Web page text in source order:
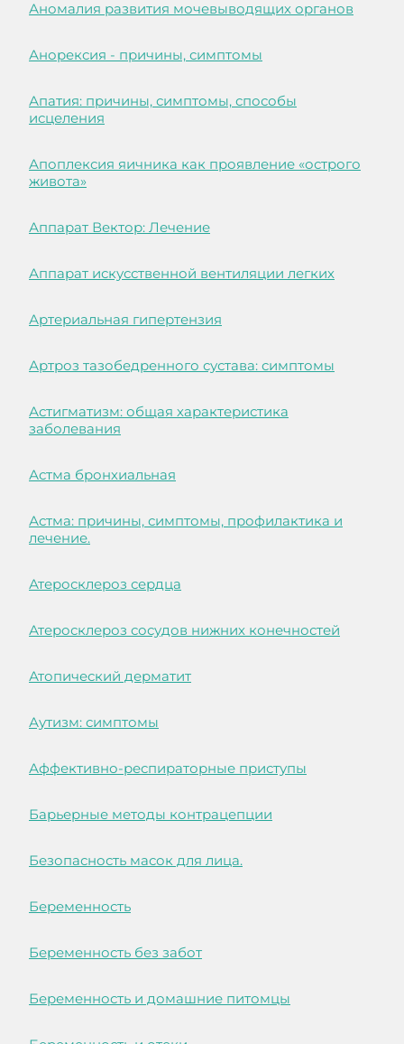
Аномалия развития мочевыводящих органов
Анорексия - причины, симптомы
Апатия: причины, симптомы, способы
исцеления
Апоплексия яичника как проявление «острого
живота»
Аппарат Вектор: Лечение
Аппарат искусственной вентиляции легких
Артериальная гипертензия
Артроз тазобедренного сустава: симптомы
Астигматизм: общая характеристика
заболевания
Астма бронхиальная
Астма: причины, симптомы, профилактика и
лечение.
Атеросклероз сердца
Атеросклероз сосудов нижних конечностей
Атопический дерматит
Аутизм: симптомы
Аффективно-респираторные приступы
Барьерные методы контрацепции
Безопасность масок для лица.
Беременность
Беременность без забот
Беременность и домашние питомцы